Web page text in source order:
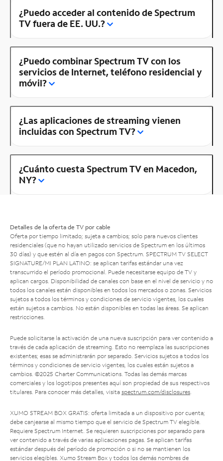
¿Puedo acceder al contenido de Spectrum
TV fuera de EE. UU.?
¿Puedo combinar Spectrum TV con los
servicios de Internet, teléfono residencial y
móvil?
¿Las aplicaciones de streaming vienen
incluidas con Spectrum TV?
¿Cuánto cuesta Spectrum TV en Macedon,
NY?
Detalles de la oferta de TV por cable
Oferta por tiempo limitado; sujeta a cambios; solo para nuevos clientes
residenciales (que no hayan utilizado servicios de Spectrum en los últimos
30 días) y que estén al día en pagos con Spectrum. SPECTRUM TV SELECT
SIGNATURE/MI PLAN LATINO: se aplican tarifas estándar una vez
transcurrido el período promocional. Puede necesitarse equipo de TV y
aplican cargos. Disponibilidad de canales con base en el nivel de servicio y no
todos los canales están disponibles en todos los mercados o zonas. Servicios
sujetos a todos los términos y condiciones de servicio vigentes, los cuales
están sujetos a cambios. No están disponibles en todas las áreas. Se aplican
restricciones.
Puede solicitarse la activación de una nueva suscripción para ver contenido a
través de cada aplicación de streaming. Esto no reemplaza las suscripciones
existentes; esas se administrarán por separado. Servicios sujetos a todos los
términos y condiciones de servicio vigentes, los cuales están sujetos a
cambios. ©2025 Charter Communications. Todas las demás marcas
comerciales y los logotipos presentes aquí son propiedad de sus respectivos
titulares. Para conocer más detalles, visita spectrum.com/disclosures.
XUMO STREAM BOX GRATIS: oferta limitada a un dispositivo por cuenta;
debe canjearse al mismo tiempo que el servicio de Spectrum TV elegible.
Requiere Spectrum Internet. Se requieren suscripciones por separado para
ver contenido a través de varias aplicaciones pagas. Se aplican tarifas
estándar después del período de promoción o si no se mantienen los
servicios elegibles. Xumo Stream Box y todos los demás nombres de